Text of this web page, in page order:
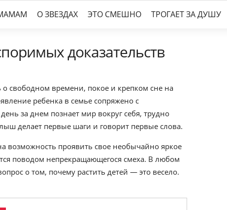
О ЗВЕЗДАХ ЭТО СМЕШНО ТРОГАЕТ ЗА ДУШУ
доказательств
свободном времени, покое и крепком сне на
ребенка в семье сопряжено с
за днем познает мир вокруг себя, трудно
делает первые шаги и говорит первые слова.
возможность проявить свое необычайно яркое
поводом непрекращающегося смеха. В любом
о том, почему растить детей — это весело.